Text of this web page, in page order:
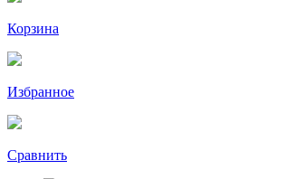
Корзина
Избранное
Сравнить